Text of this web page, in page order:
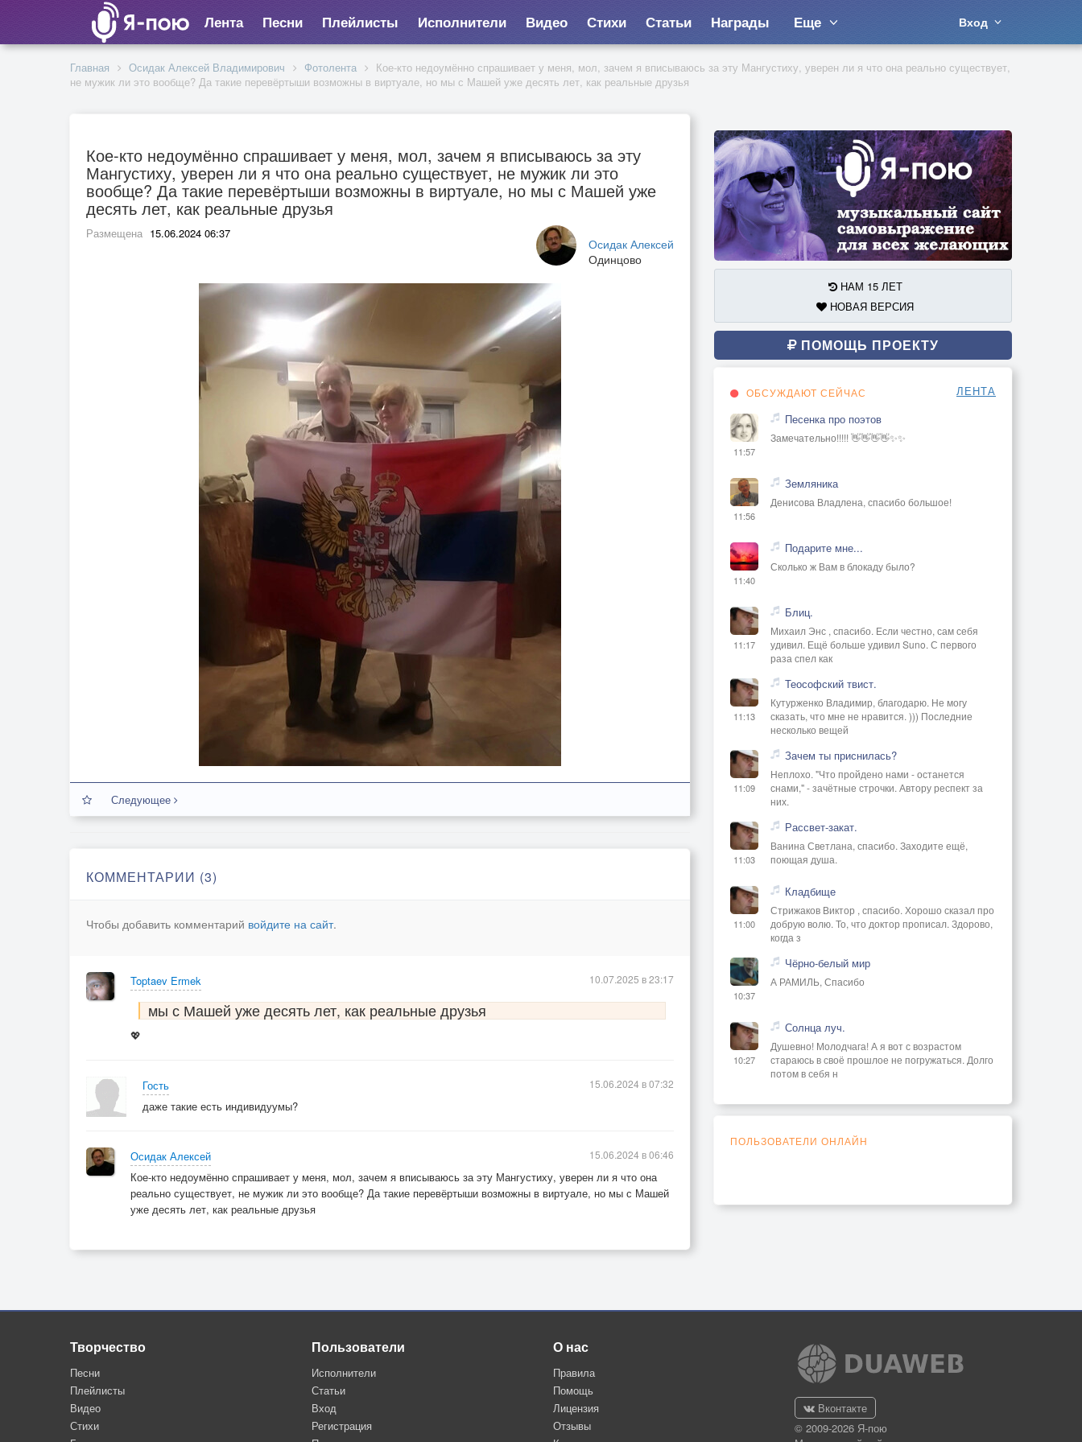
Лента Песни Плейлисты Исполнители Видео Стихи Статьи Награды Еще Вход
Главная Осидак Алексей Владимирович Фотолента
Кое-кто недоумённо спрашивает у меня, мол, зачем я вписываюсь за эту Мангустиху, уверен ли я что она реально существует,
не мужик ли это вообще? Да такие перевёртыши возможны в виртуале, но мы с Машей уже десять лет, как реальные друзья
Кое-кто недоумённо спрашивает у меня, мол, зачем я вписываюсь за эту
Мангустиху, уверен ли я что она реально существует, не мужик ли это
вообще? Да такие перевёртыши возможны в виртуале, но мы с Машей уже
десять лет, как реальные друзья
Осидак Алексей
Одинцово
Размещена 15.06.2024 06:37
Следующее
КОММЕНТАРИИ (3)
Чтобы добавить комментарий войдите на сайт.
Toptaev Ermek
мы с Машей уже десять лет, как реальные друзья
💖
10.07.2025 в 23:17
Гость
даже такие есть индивидуумы?
15.06.2024 в 07:32
Осидак Алексей
Кое-кто недоумённо спрашивает у меня, мол, зачем я вписываюсь за эту Мангустиху, уверен ли я что она
реально существует, не мужик ли это вообще? Да такие перевёртыши возможны в виртуале, но мы с Машей
уже десять лет, как реальные друзья
15.06.2024 в 06:46
НАМ 15 ЛЕТ
НОВАЯ ВЕРСИЯ
ПОМОЩЬ ПРОЕКТУ
ОБСУЖДАЮТ СЕЙЧАС ЛЕНТА
11:57
Песенка про поэтов
Замечательно!!!!! 👋👋👋👋✨✨
11:56
Земляника
Денисова Владлена, спасибо большое!
11:40
Подарите мне...
Сколько ж Вам в блокаду было?
11:17
Блиц.
Михаил Энс , спасибо. Если честно, сам себя
удивил. Ещё больше удивил Suno. С первого
раза спел как
11:13
Теософский твист.
Кутурженко Владимир, благодарю. Не могу
сказать, что мне не нравится. ))) Последние
несколько вещей
11:09
Зачем ты приснилась?
Неплохо. "Что пройдено нами - останется
снами," - зачётные строчки. Автору респект за
них.
11:03
Рассвет-закат.
Ванина Светлана, спасибо. Заходите ещё,
поющая душа.
11:00
Кладбище
Стрижаков Виктор , спасибо. Хорошо сказал про
добрую волю. То, что доктор прописал. Здорово,
когда з
10:37
Чёрно-белый мир
А РАМИЛЬ, Спасибо
10:27
Солнца луч.
Душевно! Молодчага! А я вот с возрастом
стараюсь в своё прошлое не погружаться. Долго
потом в себя н
ПОЛЬЗОВАТЕЛИ ОНЛАЙН
Творчество
Песни
Плейлисты
Видео
Стихи
Пользователи
Исполнители
Статьи
Вход
Регистрация
О нас
Правила
Помощь
Лицензия
Отзывы
Вконтакте
© 2009-2026 Я-пою